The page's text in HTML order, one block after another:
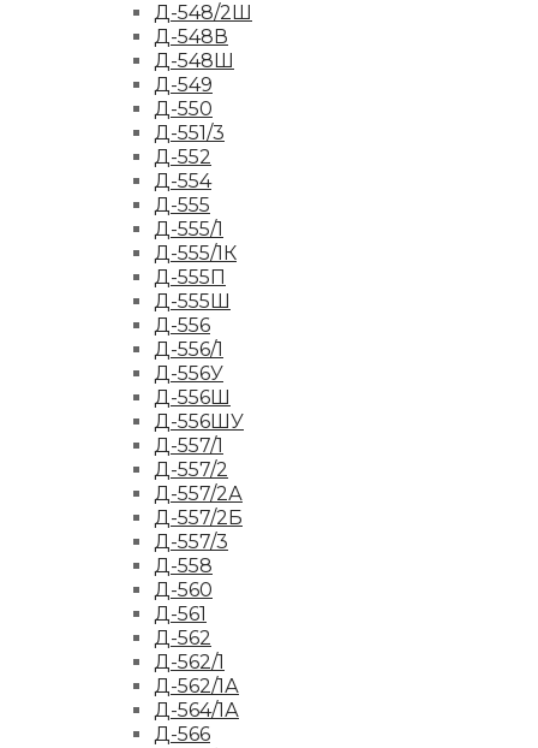
Д-548/2Ш
Д-548В
Д-548Ш
Д-549
Д-550
Д-551/3
Д-552
Д-554
Д-555
Д-555/1
Д-555/1К
Д-555П
Д-555Ш
Д-556
Д-556/1
Д-556У
Д-556Ш
Д-556ШУ
Д-557/1
Д-557/2
Д-557/2А
Д-557/2Б
Д-557/3
Д-558
Д-560
Д-561
Д-562
Д-562/1
Д-562/1А
Д-564/1А
Д-566